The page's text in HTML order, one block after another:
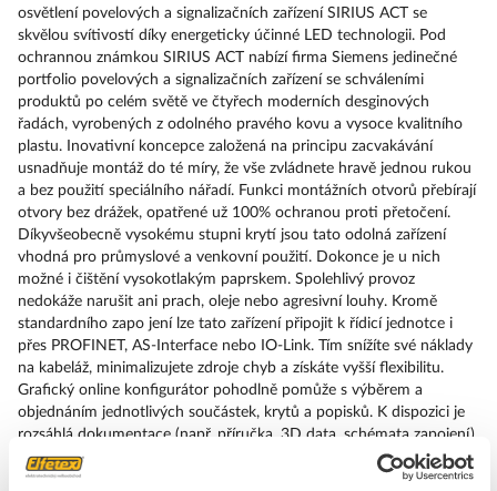
osvětlení povelových a signalizačních zařízení SIRIUS ACT se
skvělou svítivostí díky energeticky účinné LED technologii. Pod
ochrannou známkou SIRIUS ACT nabízí firma Siemens jedinečné
portfolio povelových a signalizačních zařízení se schváleními
produktů po celém světě ve čtyřech moderních desginových
řadách, vyrobených z odolného pravého kovu a vysoce kvalitního
plastu. Inovativní koncepce založená na principu zacvakávání
usnadňuje montáž do té míry, že vše zvládnete hravě jednou rukou
a bez použití speciálního nářadí. Funkci montážních otvorů přebírají
otvory bez drážek, opatřené už 100% ochranou proti přetočení.
Díkyvšeobecně vysokému stupni krytí jsou tato odolná zařízení
vhodná pro průmyslové a venkovní použití. Dokonce je u nich
možné i čištění vysokotlakým paprskem. Spolehlivý provoz
nedokáže narušit ani prach, oleje nebo agresivní louhy. Kromě
standardního zapo jení lze tato zařízení připojit k řídicí jednotce i
přes PROFINET, AS-Interface nebo IO-Link. Tím snížíte své náklady
na kabeláž, minimalizujete zdroje chyb a získáte vyšší flexibilitu.
Grafický online konfigurátor pohodlně pomůže s výběrem a
objednáním jednotlivých součástek, krytů a popisků. K dispozici je
rozsáhlá dokumentace (např. příručka, 3D data, schémata zapojení).
Dodáváme tato provedení: více barev, různé varianty napětí, různé
způsoby napojení nebo montáže. SIRIUS ACT – Performance in